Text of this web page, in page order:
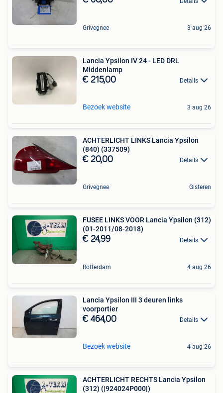
Grivegnee 3 aug 26
Lancia Ypsilon IV 24 - LED DRL
Middenlamp
€ 215,00 Details
Bezoek website 3 aug 26
ACHTERLICHT LINKS Lancia Ypsilon
(840) (337509)
€ 20,00 Details
Grivegnee Gisteren
FUSEE LINKS VOOR Lancia Ypsilon (312)
(01-2011/08-2018)
€ 24,99 Details
Rotterdam 4 aug 26
Lancia Ypsilon III 3 deuren links
voorportier
€ 464,00 Details
Bezoek website 4 aug 26
ACHTERLICHT RECHTS Lancia Ypsilon
(312) (|924024P000|)